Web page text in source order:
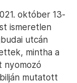
október 13-
ismeretlen
utcán
mintha a
mutatott